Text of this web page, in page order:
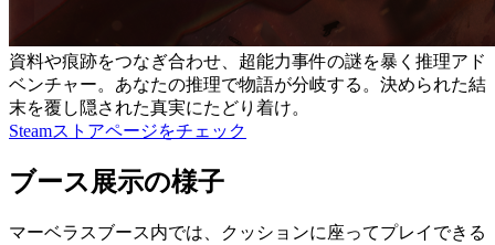
資料や痕跡をつなぎ合わせ、超能力事件の謎を暴く推理アド
ベンチャー。あなたの推理で物語が分岐する。決められた結
末を覆し隠された真実にたどり着け。
Steamストアページをチェック
ブース展示の様子
マーベラスブース内では、
クッションに座ってプレイできる